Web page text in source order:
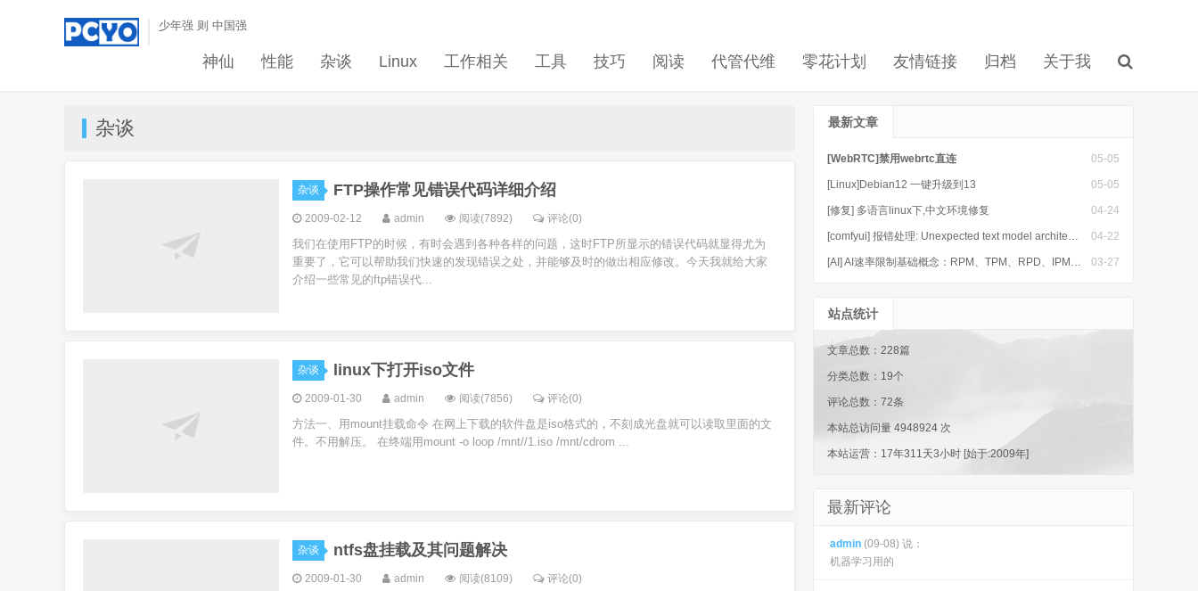
少年强 则 中国强
神仙 性能 杂谈 Linux 工作相关 工具 技巧 阅读 代管代维 零花计划 友情链接 归档 关于我
杂谈
杂谈 FTP操作常见错误代码详细介绍
2009-02-12 admin 阅读(7892) 评论(0)
我们在使用FTP的时候，有时会遇到各种各样的问题，这时FTP所显示的错误代码就显得尤为
重要了，它可以帮助我们快速的发现错误之处，并能够及时的做出相应修改。今天我就给大家
介绍一些常见的ftp错误代...
杂谈 linux下打开iso文件
2009-01-30 admin 阅读(7856) 评论(0)
方法一、用mount挂载命令 在网上下载的软件盘是iso格式的，不刻成光盘就可以读取里面的文
件。不用解压。 在终端用mount -o loop /mnt//1.iso /mnt/cdrom ...
杂谈 ntfs盘挂载及其问题解决
2009-01-30 admin 阅读(8109) 评论(0)
最新文章
05-05
[WebRTC]禁用webrtc直连
05-05
[Linux]Debian12 一键升级到13
04-24
[修复] 多语言linux下,中文环境修复
04-22
[comfyui] 报错处理: Unexpected text model architecture type in GGUF file: 'mistral3'
03-27
[AI] AI速率限制基础概念：RPM、TPM、RPD、IPM是什么
站点统计
文章总数：228篇
分类总数：19个
评论总数：72条
本站总访问量 4948924 次
本站运营： 17年311天3小时 [始于:2009年]
最新评论
admin (09-08) 说：
机器学习用的